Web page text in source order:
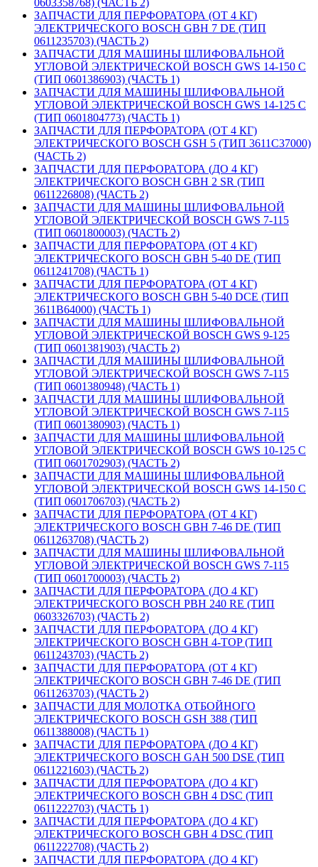
ЗАПЧАСТИ ДЛЯ ПЕРФОРАТОРА (ОТ 4 КГ)
ЭЛЕКТРИЧЕСКОГО BOSCH GBH 7 DE (ТИП
0611235703) (ЧАСТЬ 2)
ЗАПЧАСТИ ДЛЯ МАШИНЫ ШЛИФОВАЛЬНОЙ
УГЛОВОЙ ЭЛЕКТРИЧЕСКОЙ BOSCH GWS 14-150 C
(ТИП 0601386903) (ЧАСТЬ 1)
ЗАПЧАСТИ ДЛЯ МАШИНЫ ШЛИФОВАЛЬНОЙ
УГЛОВОЙ ЭЛЕКТРИЧЕСКОЙ BOSCH GWS 14-125 C
(ТИП 0601804773) (ЧАСТЬ 1)
ЗАПЧАСТИ ДЛЯ ПЕРФОРАТОРА (ОТ 4 КГ)
ЭЛЕКТРИЧЕСКОГО BOSCH GSH 5 (ТИП 3611C37000)
(ЧАСТЬ 2)
ЗАПЧАСТИ ДЛЯ ПЕРФОРАТОРА (ДО 4 КГ)
ЭЛЕКТРИЧЕСКОГО BOSCH GBH 2 SR (ТИП
0611226808) (ЧАСТЬ 2)
ЗАПЧАСТИ ДЛЯ МАШИНЫ ШЛИФОВАЛЬНОЙ
УГЛОВОЙ ЭЛЕКТРИЧЕСКОЙ BOSCH GWS 7-115
(ТИП 0601800003) (ЧАСТЬ 2)
ЗАПЧАСТИ ДЛЯ ПЕРФОРАТОРА (ОТ 4 КГ)
ЭЛЕКТРИЧЕСКОГО BOSCH GBH 5-40 DE (ТИП
0611241708) (ЧАСТЬ 1)
ЗАПЧАСТИ ДЛЯ ПЕРФОРАТОРА (ОТ 4 КГ)
ЭЛЕКТРИЧЕСКОГО BOSCH GBH 5-40 DCE (ТИП
3611B64000) (ЧАСТЬ 1)
ЗАПЧАСТИ ДЛЯ МАШИНЫ ШЛИФОВАЛЬНОЙ
УГЛОВОЙ ЭЛЕКТРИЧЕСКОЙ BOSCH GWS 9-125
(ТИП 0601381903) (ЧАСТЬ 2)
ЗАПЧАСТИ ДЛЯ МАШИНЫ ШЛИФОВАЛЬНОЙ
УГЛОВОЙ ЭЛЕКТРИЧЕСКОЙ BOSCH GWS 7-115
(ТИП 0601380948) (ЧАСТЬ 1)
ЗАПЧАСТИ ДЛЯ МАШИНЫ ШЛИФОВАЛЬНОЙ
УГЛОВОЙ ЭЛЕКТРИЧЕСКОЙ BOSCH GWS 7-115
(ТИП 0601380903) (ЧАСТЬ 1)
ЗАПЧАСТИ ДЛЯ МАШИНЫ ШЛИФОВАЛЬНОЙ
УГЛОВОЙ ЭЛЕКТРИЧЕСКОЙ BOSCH GWS 10-125 C
(ТИП 0601702903) (ЧАСТЬ 2)
ЗАПЧАСТИ ДЛЯ МАШИНЫ ШЛИФОВАЛЬНОЙ
УГЛОВОЙ ЭЛЕКТРИЧЕСКОЙ BOSCH GWS 14-150 C
(ТИП 0601706703) (ЧАСТЬ 2)
ЗАПЧАСТИ ДЛЯ ПЕРФОРАТОРА (ОТ 4 КГ)
ЭЛЕКТРИЧЕСКОГО BOSCH GBH 7-46 DE (ТИП
0611263708) (ЧАСТЬ 2)
ЗАПЧАСТИ ДЛЯ МАШИНЫ ШЛИФОВАЛЬНОЙ
УГЛОВОЙ ЭЛЕКТРИЧЕСКОЙ BOSCH GWS 7-115
(ТИП 0601700003) (ЧАСТЬ 2)
ЗАПЧАСТИ ДЛЯ ПЕРФОРАТОРА (ДО 4 КГ)
ЭЛЕКТРИЧЕСКОГО BOSCH PBH 240 RE (ТИП
0603326703) (ЧАСТЬ 2)
ЗАПЧАСТИ ДЛЯ ПЕРФОРАТОРА (ДО 4 КГ)
ЭЛЕКТРИЧЕСКОГО BOSCH GBH 4-TOP (ТИП
0611243703) (ЧАСТЬ 2)
ЗАПЧАСТИ ДЛЯ ПЕРФОРАТОРА (ОТ 4 КГ)
ЭЛЕКТРИЧЕСКОГО BOSCH GBH 7-46 DE (ТИП
0611263703) (ЧАСТЬ 2)
ЗАПЧАСТИ ДЛЯ МОЛОТКА ОТБОЙНОГО
ЭЛЕКТРИЧЕСКОГО BOSCH GSH 388 (ТИП
0611388008) (ЧАСТЬ 1)
ЗАПЧАСТИ ДЛЯ ПЕРФОРАТОРА (ДО 4 КГ)
ЭЛЕКТРИЧЕСКОГО BOSCH GAH 500 DSE (ТИП
0611221603) (ЧАСТЬ 2)
ЗАПЧАСТИ ДЛЯ ПЕРФОРАТОРА (ДО 4 КГ)
ЭЛЕКТРИЧЕСКОГО BOSCH GBH 4 DSC (ТИП
0611222703) (ЧАСТЬ 1)
ЗАПЧАСТИ ДЛЯ ПЕРФОРАТОРА (ДО 4 КГ)
ЭЛЕКТРИЧЕСКОГО BOSCH GBH 4 DSC (ТИП
0611222708) (ЧАСТЬ 2)
ЗАПЧАСТИ ДЛЯ ПЕРФОРАТОРА (ДО 4 КГ)